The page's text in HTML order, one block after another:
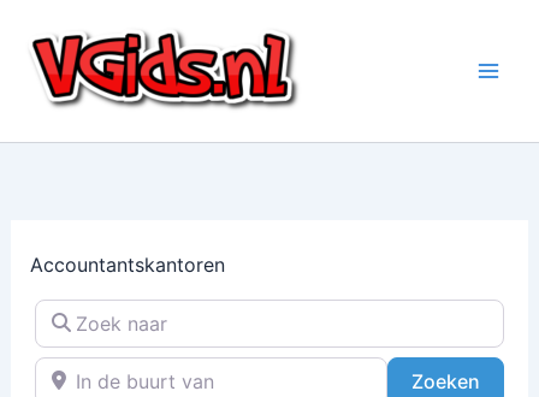
naar
inhoud
Accountantskantoren
Zoek naar
In de buurt van
Zoeken